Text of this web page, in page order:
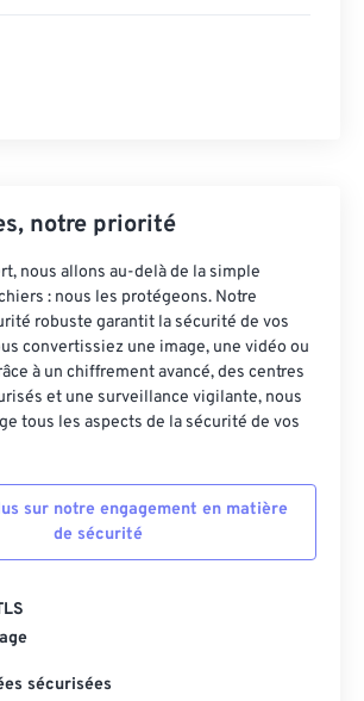
notre priorité
nous allons au-delà de la simple
: nous les protégeons. Notre
robuste garantit la sécurité de vos
convertissiez une image, une vidéo ou
à un chiffrement avancé, des centres
et une surveillance vigilante, nous
tous les aspects de la sécurité de vos
sur notre engagement en matière
de sécurité
sécurisées